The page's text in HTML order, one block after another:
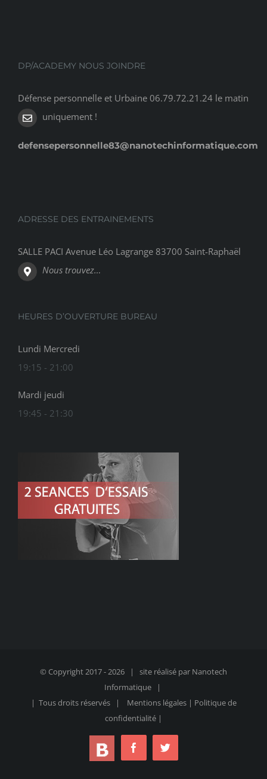
DP/ACADEMY NOUS JOINDRE
Défense personnelle et Urbaine 06.79.72.21.24 le matin
uniquement !
defensepersonnelle83@nanotechinformatique.com
ADRESSE DES ENTRAINEMENTS
SALLE PACI Avenue Léo Lagrange 83700 Saint-Raphaël
Nous trouvez…
HEURES D’OUVERTURE BUREAU
Lundi Mercredi
19:15 - 21:00
Mardi jeudi
19:45 - 21:30
© Copyright 2017 -2026 | site réalisé par Nanotech
Informatique |
| Tous droits réservés | Mentions légales| Politique de
confidentialité |
FacebookTwitter